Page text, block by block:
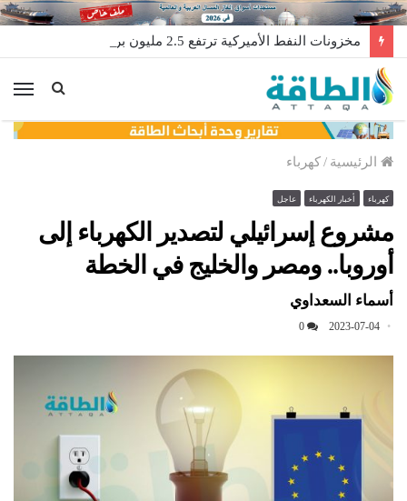
الرئيسية /كهرباء
كهرباء أخبار الكهرباء عاجل
مشروع إسرائيلي لتصدير الكهرباء إلى
أوروبا.. ومصر والخليج في الخطة
أسماء السعداوي
2023-07-04
0